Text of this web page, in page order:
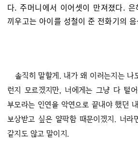
다. 주머니에서 이어셋이 만져졌다.
끼우고는 아이를 성철이 준 전화기의
솔직히 말할게. 내가 왜 이러는지는 나
런지 모르겠지만, 너에게는 그냥 다 털
부모라는 인연을 악연으로 끝내야 했던
보상받고 싶은 얄팍함 때문이겠지. 너라
같지도 않고 말이지.